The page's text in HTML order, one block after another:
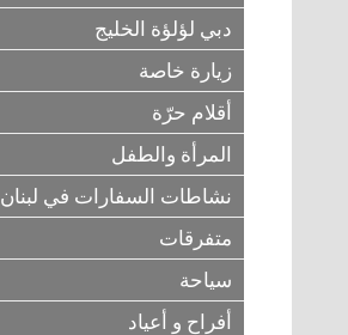
دبي لؤلؤة الخليج
زيارة خاصة
أقلام حرّة
المرأة والطفل
نشاطات السفارات في لبنان
متفرقات
سياحة
أفراح و أعياد